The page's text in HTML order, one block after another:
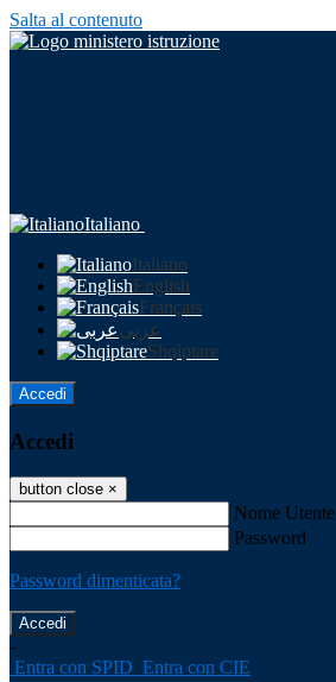
Salta al contenuto
Italiano
Italiano
English
Français
عربى
Shqiptare
Accedi
Accedi
button close ×
Nome Utente
Password
Password dimenticata?
-
Entra con SPID Entra con CIE